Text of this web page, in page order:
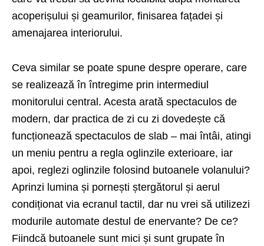
acoperișului și geamurilor, finisarea fațadei și
amenajarea interiorului.
Ceva similar se poate spune despre operare, care
se realizează în întregime prin intermediul
monitorului central. Acesta arată spectaculos de
modern, dar practica de zi cu zi dovedește că
funcționează spectaculos de slab – mai întâi, atingi
un meniu pentru a regla oglinzile exterioare, iar
apoi, reglezi oglinzile folosind butoanele volanului?
Aprinzi lumina și pornești ștergătorul și aerul
condiționat via ecranul tactil, dar nu vrei să utilizezi
modurile automate destul de enervante? De ce?
Fiindcă butoanele sunt mici și sunt grupate în